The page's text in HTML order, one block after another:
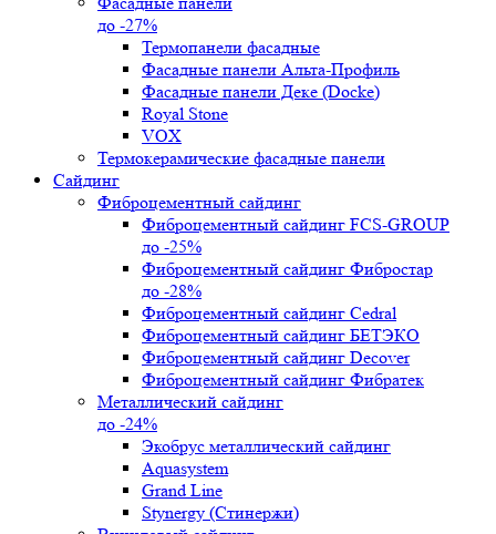
до -27%
Термопанели фасадные
Фасадные панели Альта-Профиль
Фасадные панели Деке (Docke)
Royal Stone
VOX
Термокерамические фасадные панели
Сайдинг
Фиброцементный сайдинг
Фиброцементный сайдинг FCS-GROUP
до -25%
Фиброцементный сайдинг Фибростар
до -28%
Фиброцементный сайдинг Cedral
Фиброцементный сайдинг БЕТЭКО
Фиброцементный сайдинг Decover
Фиброцементный сайдинг Фибратек
Металлический сайдинг
до -24%
Экобрус металлический сайдинг
Aquasystem
Grand Line
Stynergy (Стинержи)